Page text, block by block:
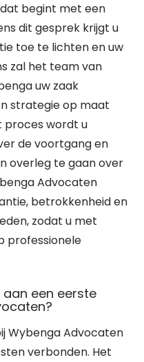
begint met een
dit gesprek krijgt u
toe te lichten en uw
zal het team van
uw zaak
strategie op maat
proces wordt u
de voortgang en
overleg te gaan over
Advocaten
betrokkenheid en
zodat u met
professionele
een eerste
Wybenga Advocaten
verbonden. Het